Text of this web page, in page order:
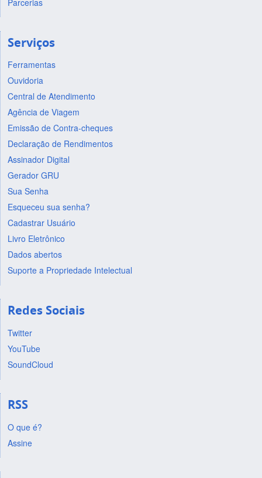
Serviços
Ferramentas
Ouvidoria
Central de Atendimento
Agência de Viagem
Emissão de Contra-cheques
Declaração de Rendimentos
Assinador Digital
Gerador GRU
Sua Senha
Esqueceu sua senha?
Cadastrar Usuário
Livro Eletrônico
Dados abertos
Suporte a Propriedade Intelectual
Redes Sociais
Twitter
YouTube
SoundCloud
RSS
O que é?
Assine